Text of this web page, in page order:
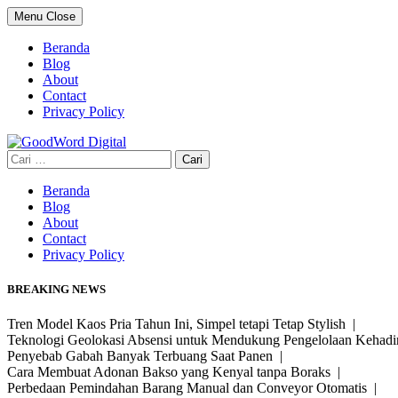
Skip
to
content
Menu Close
Beranda
Blog
About
Contact
Privacy Policy
Cari
untuk:
Beranda
Blog
About
Contact
Privacy Policy
BREAKING NEWS
Tren Model Kaos Pria Tahun Ini, Simpel tetapi Tetap Stylish |
Teknologi Geolokasi Absensi untuk Mendukung Pengelolaan
Penyebab Gabah Banyak Terbuang Saat Panen |
Cara Membuat Adonan Bakso yang Kenyal tanpa Boraks |
Perbedaan Pemindahan Barang Manual dan Conveyor Otomatis |